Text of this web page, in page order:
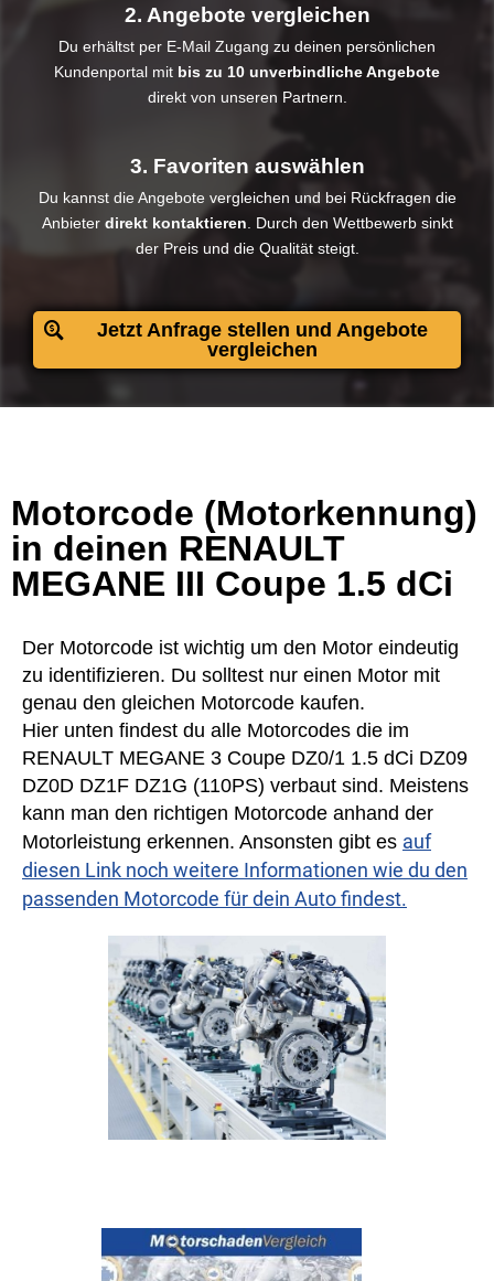
2. Angebote vergleichen
Du erhältst per E-Mail Zugang zu deinen persönlichen
Kundenportal mit bis zu 10 unverbindliche Angebote
direkt von unseren Partnern.
3. Favoriten auswählen
Du kannst die Angebote vergleichen und bei Rückfragen die
Anbieter direkt kontaktieren . Durch den Wettbewerb sinkt
der Preis und die Qualität steigt.​
Jetzt Anfrage stellen und Angebote
vergleichen
Motorcode (Motorkennung)
in deinen RENAULT
MEGANE III Coupe 1.5 dCi
Der Motorcode ist wichtig um den Motor eindeutig
zu identifizieren. Du solltest nur einen Motor mit
genau den gleichen Motorcode kaufen.
Hier unten findest du alle Motorcodes die im
RENAULT MEGANE 3 Coupe DZ0/1 1.5 dCi DZ09
DZ0D DZ1F DZ1G (110PS) verbaut sind. Meistens
kann man den richtigen Motorcode anhand der
Motorleistung erkennen. Ansonsten gibt es auf
diesen Link noch weitere Informationen wie du den
passenden Motorcode für dein Auto findest.